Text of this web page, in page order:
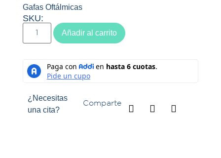
Gafas Oftálmicas
SKU:
Añadir al carrito
¿Necesitas
una cita?
Comparte